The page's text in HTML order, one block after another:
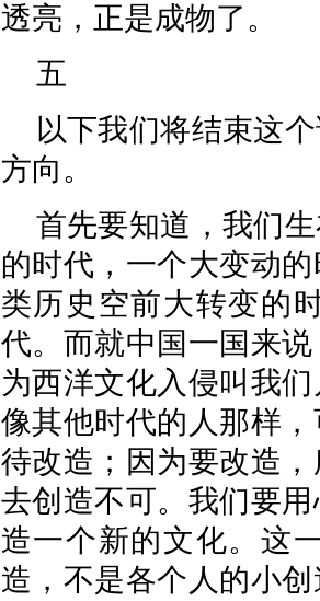
透亮，正是成物了。
五
以下我们将结束这
方向。
首先要知道，我们
的时代，一个大变动
类历史空前大转变的
代。而就中国一国来
为西洋文化入侵叫我
像其他时代的人那样
待改造；因为要改造
去创造不可。我们要
造一个新的文化。这
造，不是各个人的小